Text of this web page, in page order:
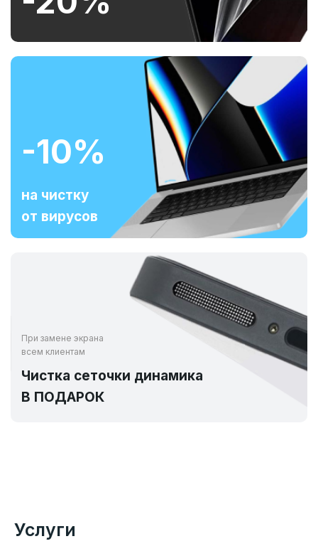
-10%
на чистку
от вирусов
При замене экрана
всем клиентам
Чистка сеточки динамика
В ПОДАРОК
Услуги